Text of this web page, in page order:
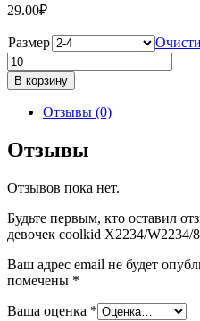
29.00₽
Размер
Количество
товара
Трусы
детские
девочек
coolkid
В корзину
Отзывы (0)
Отзывы
Отзывов пока нет.
Будьте первым, кто оставил
девочек coolkid X2234/W2234/
Ваш адрес email не будет
помечены *
Ваша оценка *